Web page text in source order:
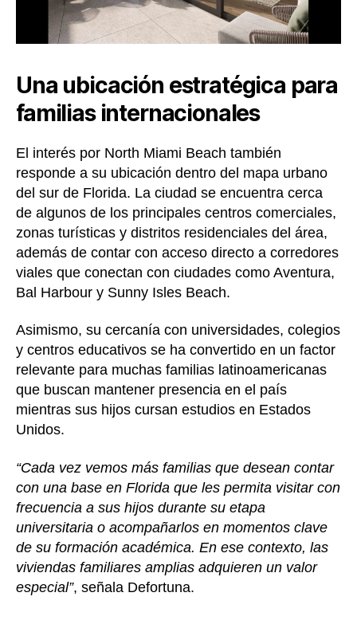
Una ubicación estratégica para
familias internacionales
El interés por North Miami Beach también
responde a su ubicación dentro del mapa urbano
del sur de Florida. La ciudad se encuentra cerca
de algunos de los principales centros comerciales,
zonas turísticas y distritos residenciales del área,
además de contar con acceso directo a corredores
viales que conectan con ciudades como Aventura,
Bal Harbour y Sunny Isles Beach.
Asimismo, su cercanía con universidades, colegios
y centros educativos se ha convertido en un factor
relevante para muchas familias latinoamericanas
que buscan mantener presencia en el país
mientras sus hijos cursan estudios en Estados
Unidos.
“Cada vez vemos más familias que desean contar
con una base en Florida que les permita visitar con
frecuencia a sus hijos durante su etapa
universitaria o acompañarlos en momentos clave
de su formación académica. En ese contexto, las
viviendas familiares amplias adquieren un valor
especial”, señala Defortuna.